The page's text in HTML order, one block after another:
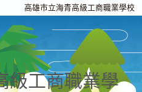
高雄市立海青高級工商職業學校
級工商職業學